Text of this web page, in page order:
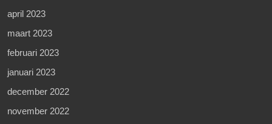
april 2023
maart 2023
februari 2023
januari 2023
december 2022
november 2022